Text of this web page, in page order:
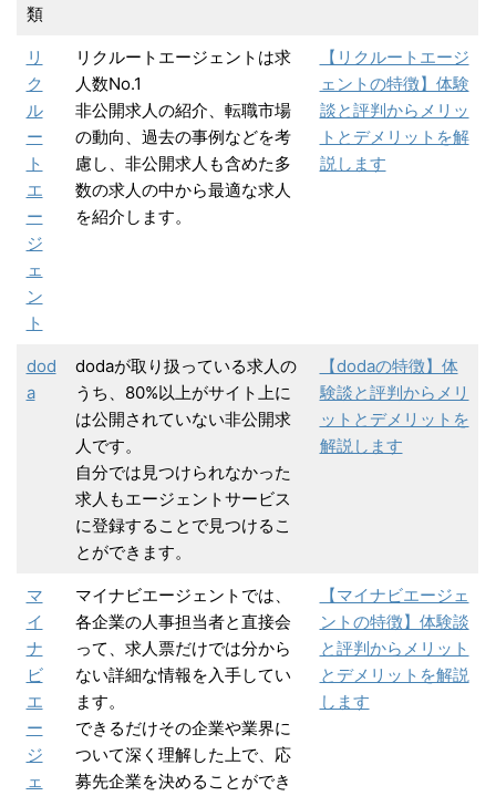
類
リ
ク
ル
ー
ト
エ
ー
ジ
ェ
ン
ト
リクルートエージェントは求
人数No.1
非公開求人の紹介、転職市場
の動向、過去の事例などを考
慮し、非公開求人も含めた多
数の求人の中から最適な求人
を紹介します。
【リクルートエージ
ェントの特徴】体験
談と評判からメリッ
トとデメリットを解
説します
dod
a
dodaが取り扱っている求人の
うち、80%以上がサイト上に
は公開されていない非公開求
人です。
自分では見つけられなかった
求人もエージェントサービス
に登録することで見つけるこ
とができます。
【dodaの特徴】体
験談と評判からメリ
ットとデメリットを
解説します
マ
イ
ナ
ビ
エ
ー
ジ
ェ
マイナビエージェントでは、
各企業の人事担当者と直接会
って、求人票だけでは分から
ない詳細な情報を入手してい
ます。
できるだけその企業や業界に
ついて深く理解した上で、応
募先企業を決めることができ
【マイナビエージェ
ントの特徴】体験談
と評判からメリット
とデメリットを解説
します